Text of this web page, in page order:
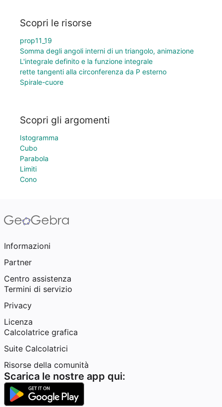
Scopri le risorse
prop11_19
Somma degli angoli interni di un triangolo, animazione
L'integrale definito e la funzione integrale
rette tangenti alla circonferenza da P esterno
Spirale-cuore
Scopri gli argomenti
Istogramma
Cubo
Parabola
Limiti
Cono
Informazioni
Partner
Centro assistenza
Termini di servizio
Privacy
Licenza
Calcolatrice grafica
Suite Calcolatrici
Risorse della comunità
Scarica le nostre app qui: